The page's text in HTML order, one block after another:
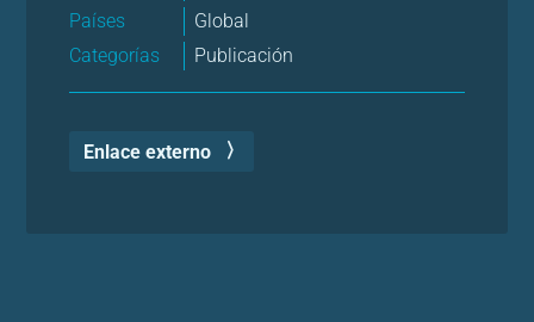
Países
Global
Categorías
Publicación
Enlace externo